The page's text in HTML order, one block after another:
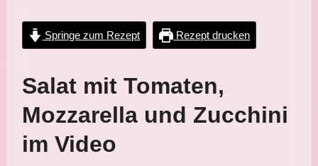
Springe zum Rezept Rezept drucken
Salat mit Tomaten,
Mozzarella und Zucchini
im Video